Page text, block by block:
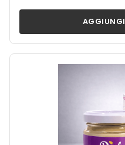
AGGIUNGI